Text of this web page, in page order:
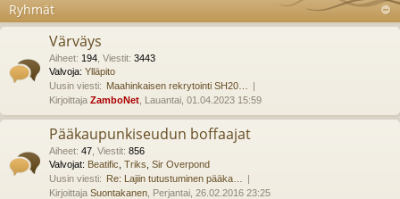
Ryhmät
Värväys
Aiheet: 194 Viestit: 3443
Valvoja: Ylläpito
Uusin viesti: Maahinkaisen rekrytointi SH20…
Kirjoittaja ZamboNet , Lauantai, 01.04.2023 15:59
Pääkaupunkiseudun boffaajat
Aiheet: 47 Viestit: 856
Valvojat: Beatific Triks Sir Overpond
Uusin viesti: Re: Lajiin tutustuminen pääka…
Kirjoittaja Suontakanen , Perjantai, 26.02.2016 23:25